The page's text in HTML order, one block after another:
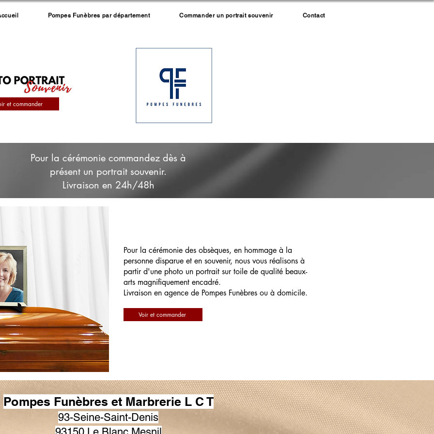
Pompes Funèbres par département Commander un portrait souvenir Contact
et commander
Pour la cérémonie commandez dès à
présent un portrait souvenir.
Livraison en 24h/48h
Pour la cérémonie des obsèques, en hommage à la
personne disparue et en souvenir, nous vous réalisons à
partir d'une photo un portrait sur toile de qualité beaux-
arts magnifiquement encadré.
Livraison en agence de Pompes Funèbres ou à domicile.
Voir et commander
Pompes Funèbres et Marbrerie L C T
93-Seine-Saint-Denis